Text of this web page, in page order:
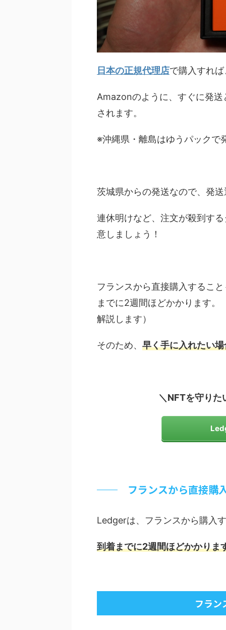
日本の正規代理店で購入すれ
Amazonのように、すぐに発
されます。
※沖縄県・離島はゆうパックで
茨城県からの発送なので、発
連休明けなど、注文が殺到す
意しましょう！
フランスから直接購入するこ
までに2週間ほどかかります
解説します）
そのため、 早く手に入れたい
＼NFTを守りた
フランスから直接購
Ledgerは、フランスから購入
到着までに2週間ほどかかりま
フラン